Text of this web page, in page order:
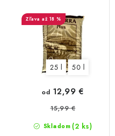
až 18 %
25 l 50 l
Skladom (2 ks)
od 12,99 €
15,99 €